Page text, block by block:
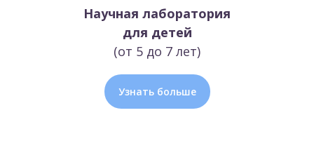
Научная лаборатория
для детей
(от 5 до 7 лет)
Узнать больше